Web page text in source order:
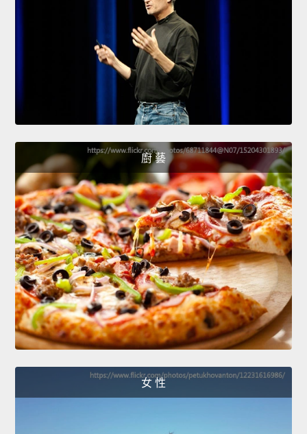
廚 藝
女 性